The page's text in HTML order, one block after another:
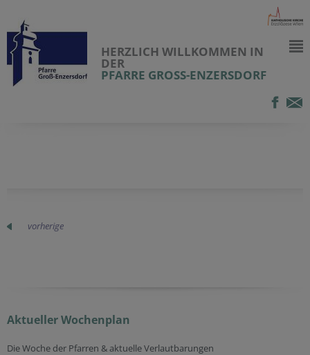
HERZLICH WILLKOMMEN IN
DER
PFARRE GROSS-ENZERSDORF
vorherige
Aktueller Wochenplan
Die Woche der Pfarren & aktuelle Verlautbarungen